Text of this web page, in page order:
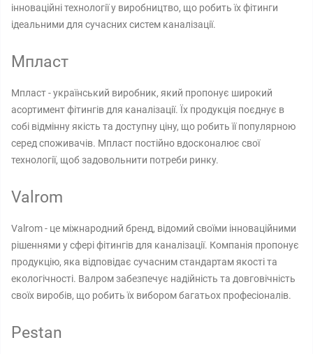
інноваційні технології у виробництво, що робить їх фітинги
ідеальними для сучасних систем каналізації.
Мпласт
Мпласт - український виробник, який пропонує широкий
асортимент фітингів для каналізації. Їх продукція поєднує в
собі відмінну якість та доступну ціну, що робить її популярною
серед споживачів. Мпласт постійно вдосконалює свої
технології, щоб задовольнити потреби ринку.
Valrom
Valrom - це міжнародний бренд, відомий своїми інноваційними
рішеннями у сфері фітингів для каналізації. Компанія пропонує
продукцію, яка відповідає сучасним стандартам якості та
екологічності. Валром забезпечує надійність та довговічність
своїх виробів, що робить їх вибором багатьох професіоналів.
Pestan